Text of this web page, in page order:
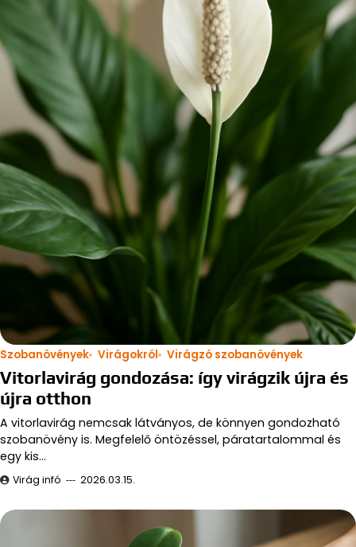
Szobanövények Virágokról Virágzó szobanövények
Vitorlavirág gondozása: így virágzik újra és
újra otthon
A vitorlavirág nemcsak látványos, de könnyen gondozható
szobanövény is. Megfelelő öntözéssel, páratartalommal és
egy kis…
Virág infó 2026.03.15.